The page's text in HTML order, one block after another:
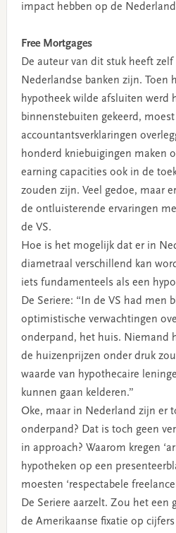
impact hebben op de
Free Mortgages
De auteur van dit stuk heeft
Nederlandse banken zijn. Toen
hypotheek wilde afsluiten werd
binnenstebuiten gekeerd,
accountantsverklaringen
honderd kniebuigingen maken
earning capacities ook in de
zouden zijn. Veel gedoe, maar
de ontluisterende ervaringen
de VS.
Hoe is het mogelijk dat er in
diametraal verschillend kan
iets fundamenteels als een
De Seriere: “In de VS had men
optimistische verwachtingen
onderpand, het huis. Niemand
de huizenprijzen onder druk
waarde van hypothecaire
kunnen gaan kelderen.”
Oke, maar in Nederland zijn er
onderpand? Dat is toch geen
in approach? Waarom kregen
hypotheken op een
moesten ‘respectabele
De Seriere aarzelt. Zou het een
de Amerikaanse fixatie op